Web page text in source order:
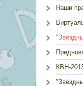
Наши
КВН-